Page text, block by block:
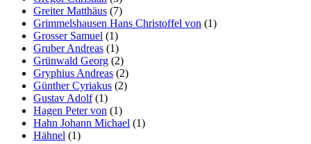
Greiter Matthäus (7)
Grimmelshausen Hans Christoffel von (1)
Grosser Samuel (1)
Gruber Andreas (1)
Grünwald Georg (2)
Gryphius Andreas (2)
Günther Cyriakus (2)
Gustav Adolf(1)
Hagen Peter von (1)
Hahn Johann Michael (1)
Hähnel (1)